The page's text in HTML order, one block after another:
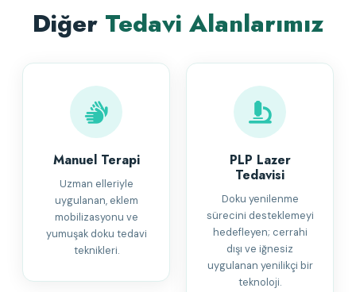
Diğer Tedavi Alanlarımız
Manuel Terapi
Uzman elleriyle
uygulanan, eklem
mobilizasyonu ve
yumuşak doku tedavi
teknikleri.
PLP Lazer
Tedavisi
Doku yenilenme
sürecini desteklemeyi
hedefleyen; cerrahi
dışı ve iğnesiz
uygulanan yenilikçi bir
teknoloji.